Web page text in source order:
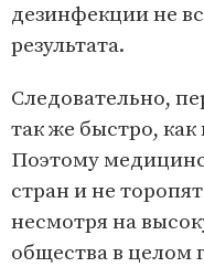
дезинфекции не
результата.
Следовательно,
так же быстро, как
Поэтому
стран и не
несмотря на
общества в целом